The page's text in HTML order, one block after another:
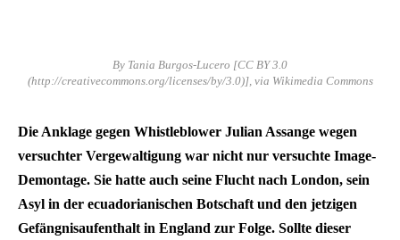
By Tania Burgos-Lucero [CC BY 3.0
(http://creativecommons.org/licenses/by/3.0)], via Wikimedia Commons
Die Anklage gegen Whistleblower Julian Assange wegen
versuchter Vergewaltigung war nicht nur versuchte Image-
Demontage. Sie hatte auch seine Flucht nach London, sein
Asyl in der ecuadorianischen Botschaft und den jetzigen
Gefängnisaufenthalt in England zur Folge. Sollte dieser